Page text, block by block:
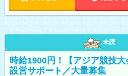
未読
時給1900円！【アジア競技
設営サポート／大量募集